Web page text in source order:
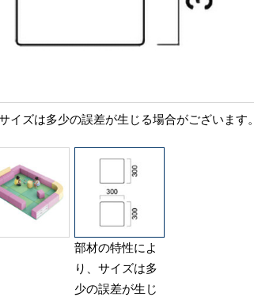
イズは多少の誤差が生じる場合がございます。
部材の特性によ
り、サイズは多
少の誤差が生じ